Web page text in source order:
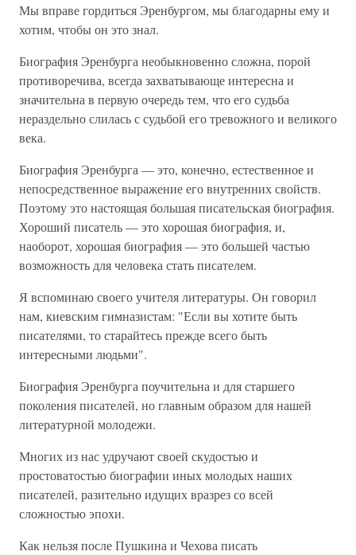
Мы вправе гордиться Эренбургом, мы благодарны ему и
хотим, чтобы он это знал.
Биография Эренбурга необыкновенно сложна, порой
противоречива, всегда захватывающе интересна и
значительна в первую очередь тем, что его судьба
нераздельно слилась с судьбой его тревожного и великого
века.
Биография Эренбурга — это, конечно, естественное и
непосредственное выражение его внутренних свойств.
Поэтому это настоящая большая писательская биография.
Хороший писатель — это хорошая биография, и,
наоборот, хорошая биография — это большей частью
возможность для человека стать писателем.
Я вспоминаю своего учителя литературы. Он говорил
нам, киевским гимназистам: "Если вы хотите быть
писателями, то старайтесь прежде всего быть
интересными людьми".
Биография Эренбурга поучительна и для старшего
поколения писателей, но главным образом для нашей
литературной молодежи.
Многих из нас удручают своей скудостью и
простоватостью биографии иных молодых наших
писателей, разительно идущих вразрез со всей
сложностью эпохи.
Как нельзя после Пушкина и Чехова писать